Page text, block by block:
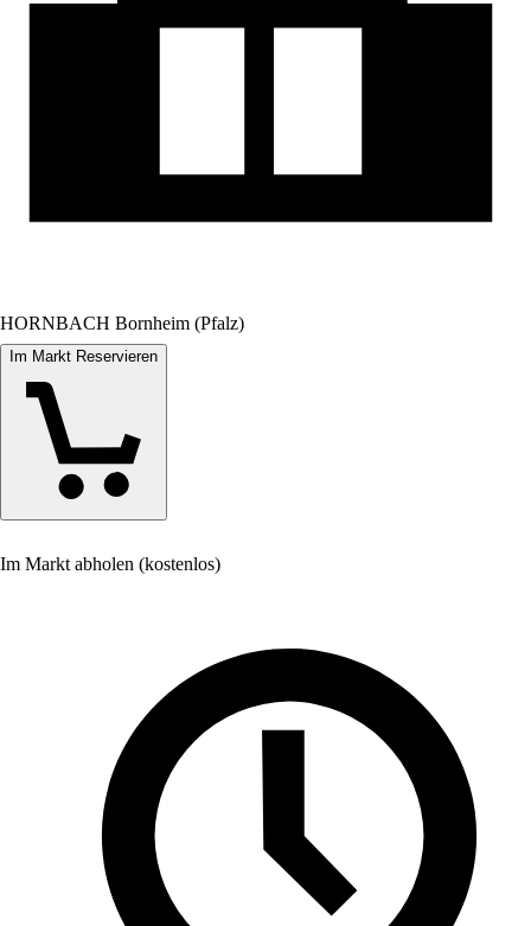
HORNBACH Bornheim (Pfalz)
Im Markt Reservieren
Im Markt abholen (kostenlos)